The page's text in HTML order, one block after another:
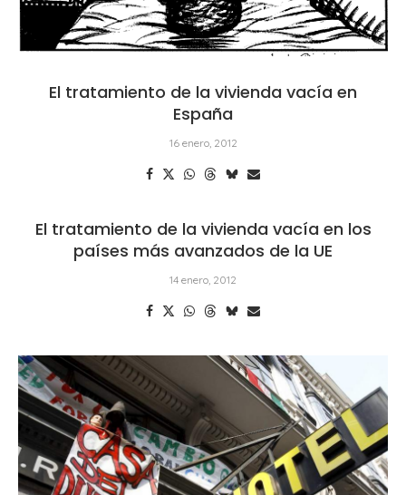
El tratamiento de la vivienda vacía en
España
16 enero, 2012
El tratamiento de la vivienda vacía en los
países más avanzados de la UE
14 enero, 2012